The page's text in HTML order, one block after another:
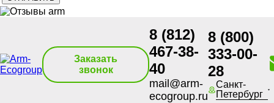
Заказать
звонок
8 (812)
467-38-
40
mail@arm-
ecogroup.ru
8 (800)
333-00-
28
Санкт-
Петербург